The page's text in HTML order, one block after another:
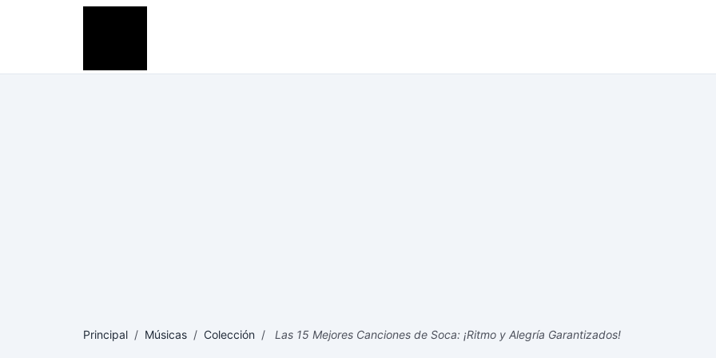
Principal / Músicas / Colección / Las 15 Mejores Canciones de Soca: ¡Ritmo y Alegría Garantizados!